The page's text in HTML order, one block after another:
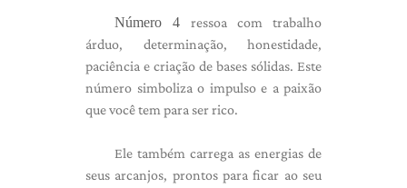
Número 4 ressoa com trabalho
árduo, determinação, honestidade,
paciência e criação de bases sólidas. Este
número simboliza o impulso e a paixão
que você tem para ser rico.
Ele também carrega as energias de
seus arcanjos, prontos para ficar ao seu